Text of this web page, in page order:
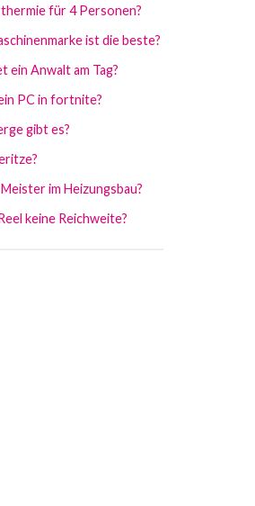
für 4 Personen?
ist die beste?
ein Anwalt am Tag?
PC in fortnite?
gibt es?
im Heizungsbau?
keine Reichweite?